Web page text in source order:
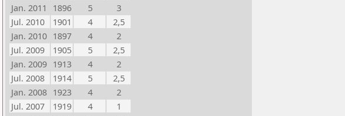
Jan. 2011
1896 5
3
Jul. 2010
1901 4
2,5
Jan. 2010 1897 4
2
Jul. 2009
1905 5
2,5
Jan. 2009 1913 4
2
Jul. 2008
1914 5
2,5
Jan. 2008 1923 4
2
Jul. 2007
1919 4
1